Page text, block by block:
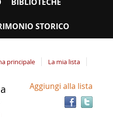
STORICO
principale La mia lista
Aggiungi alla lista